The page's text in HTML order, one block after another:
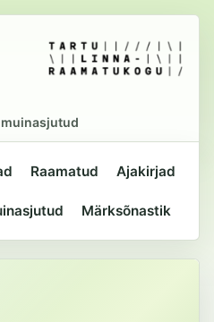
Raamatud Ajakirjad
Märksõnastik